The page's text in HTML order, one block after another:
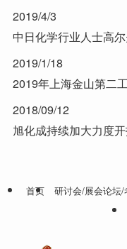
2019/4/3
中日化学行业人士高
2019/1/18
2019年上海金山第二
2018/09/12
旭化成持续加大力度
首页 研讨会/展会论坛/